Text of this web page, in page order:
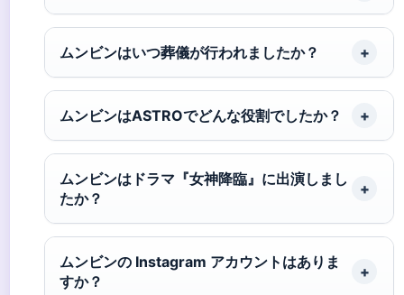
ムンビンはいつ葬儀が行われましたか？
ムンビンはASTROでどんな役割でしたか？
ムンビンはドラマ『女神降臨』に出演しまし
たか？
ムンビンの Instagram アカウントはありま
すか？